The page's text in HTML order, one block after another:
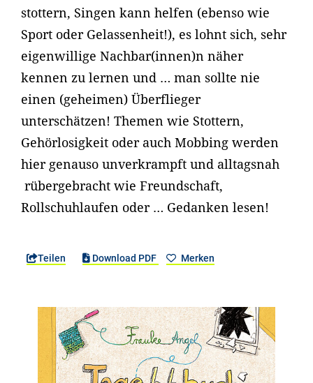
stottern, Singen kann helfen (ebenso wie
Sport oder Gelassenheit!), es lohnt sich, sehr
eigenwillige Nachbar(innen)n näher
kennen zu lernen und … man sollte nie
einen (geheimen) Überflieger
unterschätzen! Themen wie Stottern,
Gehörlosigkeit oder auch Mobbing werden
hier genauso unverkrampft und alltagsnah
rübergebracht wie Freundschaft,
Rollschuhlaufen oder … Gedanken lesen!
Teilen Download PDF Merken